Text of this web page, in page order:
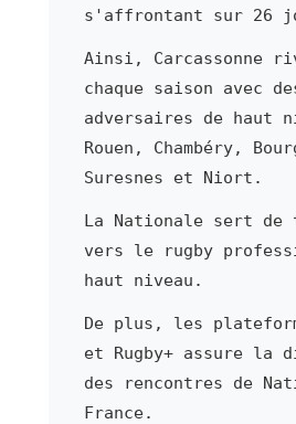
s'affrontant sur 26
Ainsi, Carcassonne
chaque saison avec
adversaires de haut
Rouen, Chambéry,
Suresnes et Niort.
La Nationale sert de
vers le rugby
haut niveau.
De plus, les
et Rugby+ assure la
des rencontres de
France.